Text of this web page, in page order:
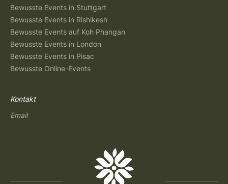
Bewusste Events in Stuttgart
Bewusste Events in Rishikesh
Bewusste Events auf Koh Phangan
Bewusste Events in London
Bewusste Events in Pisac
Bewusste Online-Events
Kontakt
Email